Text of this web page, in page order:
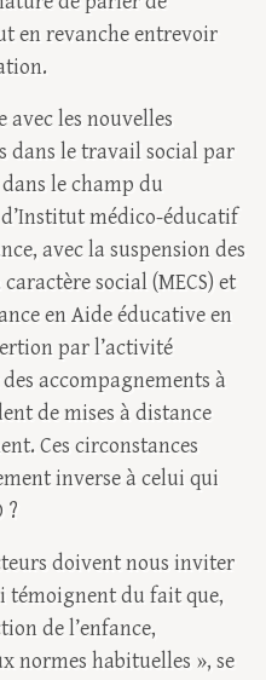
en revanche entrevoir
avec les nouvelles
dans le travail social par
le champ du
médico-éducatif
avec la suspension des
social (MECS) et
en Aide éducative en
par l’activité
accompagnements à
de mises à distance
Ces circonstances
inverse à celui qui
?
doivent nous inviter
témoignent du fait que,
de l’enfance,
normes habituelles », se